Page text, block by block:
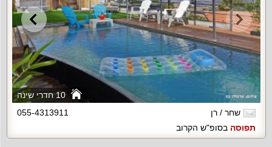
10 חדרי שינה
שחר / רן
055-4313911
תפוסה בסופ"ש הקרוב